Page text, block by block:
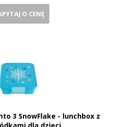
O CENĘ
3 SnowFlake - lunchbox z